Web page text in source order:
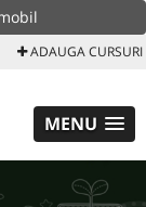
ADAUGA CURSURI
MENU